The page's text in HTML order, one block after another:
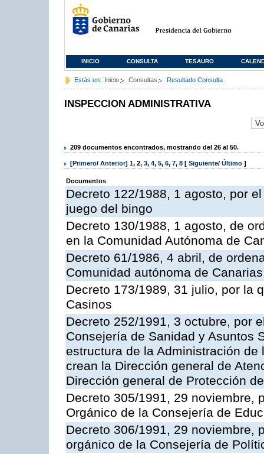
INICIO CONSULTA TESAURO
Estás en: Inicio Consultas Resultado Consulta
INSPECCION ADMINISTRATIVA
209 documentos encontrados, mostrando del 26 al 50.
[Primero/ Anterior] 1, 2, 3, 4, 5, 6, 7, 8 [ Siguiente/ Último ]
Documentos
Decreto 122/1988, 1 agosto, por
juego del bingo
Decreto 130/1988, 1 agosto, de
en la Comunidad Autónoma de
Decreto 61/1986, 4 abril, de
Comunidad autónoma de Canarias
Decreto 173/1989, 31 julio, por la
Casinos
Decreto 252/1991, 3 octubre, por
Consejería de Sanidad y Asuntos
estructura de la Administración
crean la Dirección general de
Dirección general de Protección
Decreto 305/1991, 29 noviembre,
Orgánico de la Consejería de
Decreto 306/1991, 29 noviembre,
orgánico de la Consejería de